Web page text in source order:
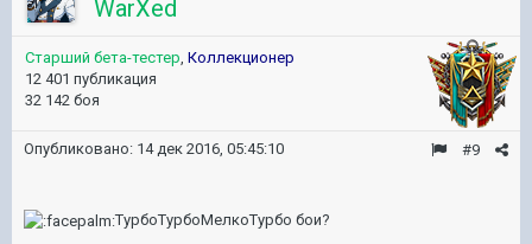
WarXed
Старший бета-тестер, Коллекционер
12 401 публикация
32 142 боя
#9
Опубликовано: 14 дек 2016, 05:45:10
ТурбоТурбоМелкоТурбо бои?